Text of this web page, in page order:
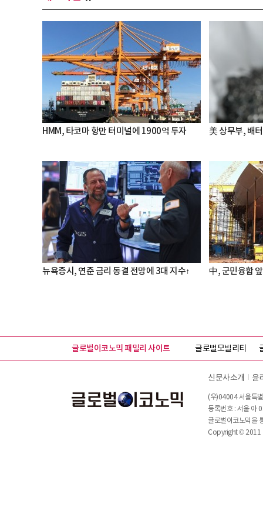
HMM, 타코마 항만 터미널에 1900억 투자 美 상무부, 배
뉴욕증시, 연준 금리 동결 전망에 3대 지수↑ 中, 군민융합
글로벌이코노믹 패밀리 사이트 글로벌모빌리티
신문사소개 윤
(우)04004 서울특
등록번호 : 서울 아
글로벌이코노믹을
Copyright © 2011